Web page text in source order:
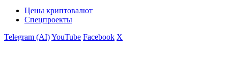
Цены криптовалют
Спецпроекты
Telegram (AI)YouTube Facebook X